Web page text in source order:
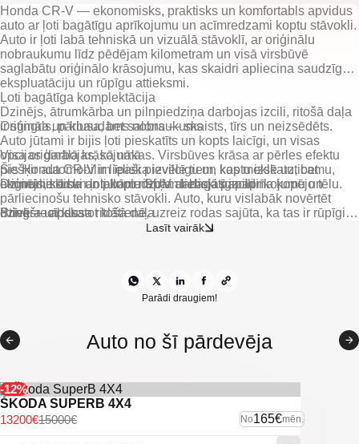
Honda CR-V — ekonomisks, praktisks un komfortabls apvidus
auto ar ļoti bagātīgu aprīkojumu un acīmredzami koptu stāvokli.
Auto ir ļoti labā tehniskā un vizuālā stāvoklī, ar oriģinālu
nobraukumu līdz pēdējam kilometram un visā virsbūvē
saglabātu oriģinālo krāsojumu, kas skaidri apliecina saudzīgu
ekspluatāciju un rūpīgu attieksmi.
Dzinējs, ātrumkārba un pilnpiedziņa darbojas izcili, ritošā daļa
ir stingra un klusa, bet salons — skaists, tīrs un neizsēdēts.
Auto jūtami ir bijis ļoti pieskatīts un kopts laicīgi, un visas
opcijas darbojas, kā nākas. Virsbūves krāsa ar pērles efektu
piešķir automobilim īpaši pievilcīgu un koptu izskatu, bet
oriģinālie diski ar labām riepām lieliski papildina kopējo tēlu.
Ļoti bagātīga komplektācija
Oriģināls, pārbaudāms nobraukums
Visa oriģinālā krāsojumā
Dzinējs, kārba un pilnpiedziņa darbojas izcili
Stingra un klusa ritošā daļa
Skaista virsbūves krāsa ar pērles efektu
Oriģinālie diski ar labām riepām
Vidējais degvielas patēriņš ap 6 l/100 km
Auto pārbaudīts servisā
Pilnībā sagatavots jaunajam īpašniekam
Šis Honda CR-V ir lieliska izvēle tiem, kas meklē uzticamu,
ekonomisku un ļoti koptu SUV ar bagātīgu aprīkojumu un
pārliecinošu tehnisko stāvokli. Auto, kuru vislabāk novērtēt
dzīvē — apskatot klātienē, uzreiz rodas sajūta, ka tas ir rūpīgi
uzturēts un gatavs kalpot ilgi.Lasīt vairāk
Parādi draugiem!
Auto no šī pārdevēja
-12%
ŠKODA SUPERB 4X4
No165€mēn.
15000€
13200€